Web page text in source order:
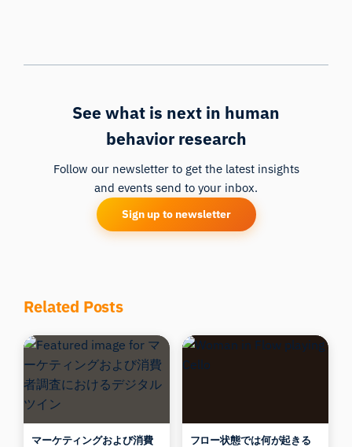
See what is next in human
behavior research
Follow our newsletter to get the latest insights
and events send to your inbox.
Sign up to newsletter
Related Posts
マーケティングおよび消費 フロー状態では何が起きる